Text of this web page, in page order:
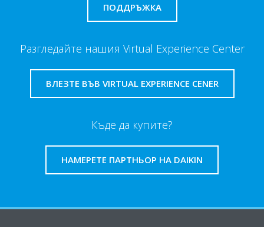
ПОДДРЪЖКА
Разгледайте нашия Virtual Experience Center
ВЛЕЗТЕ ВЪВ VIRTUAL EXPERIENCE CENER
Къде да купите?
НАМЕРЕТЕ ПАРТНЬОР НА DAIKIN